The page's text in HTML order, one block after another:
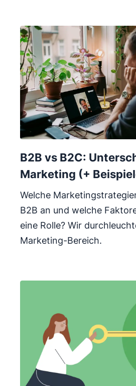
B2B vs B2C:
Marketing (+
Welche
B2B an und welche
eine Rolle? Wir
Marketing-Bereich.